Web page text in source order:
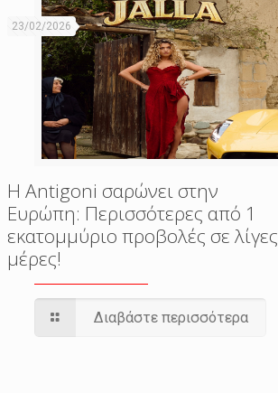
23/02/2026
Η Antigoni σαρώνει στην
Ευρώπη: Περισσότερες από 1
εκατομμύριο προβολές σε λίγες
μέρες!
Διαβάστε περισσότερα